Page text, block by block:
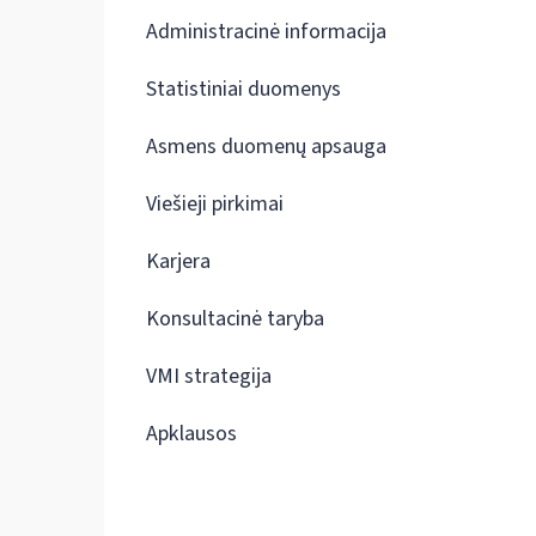
Administracinė informacija
Statistiniai duomenys
Asmens duomenų apsauga
Viešieji pirkimai
Karjera
Konsultacinė taryba
VMI strategija
Apklausos